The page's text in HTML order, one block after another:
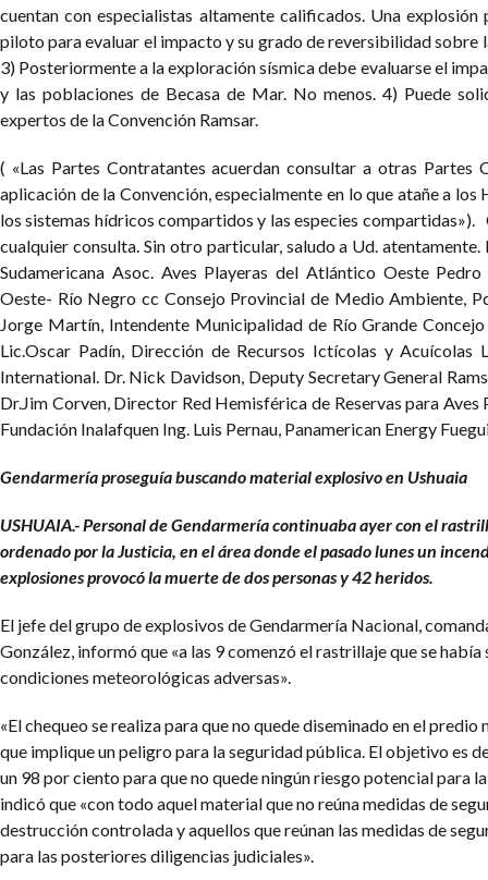
cuentan con especialistas altamente calificados. Una
piloto para evaluar el impacto y su grado de reversibilidad sobre
3) Posteriormente a la exploración sísmica debe evaluarse el
y las poblaciones de Becasa de Mar. No menos. 4) Puede
expertos de la Convención Ramsar.
( «Las Partes Contratantes acuerdan consultar a otras Partes
aplicación de la Convención, especialmente en lo que atañe a
los sistemas hídricos compartidos y las especies compartidas»).
cualquier consulta. Sin otro particular, saludo a Ud. atentamente.
Sudamericana Asoc. Aves Playeras del Atlántico Oeste
Oeste- Río Negro cc Consejo Provincial de Medio Ambiente,
Jorge Martín, Intendente Municipalidad de Río Grande
Lic.Oscar Padín, Dirección de Recursos Ictícolas y Acuícolas
International. Dr. Nick Davidson, Deputy Secretary General
Dr.Jim Corven, Director Red Hemisférica de Reservas para Aves
Fundación Inalafquen Ing. Luis Pernau, Panamerican Energy
Gendarmería proseguía buscando material explosivo en Ushuaia
USHUAIA.- Personal de Gendarmería continuaba ayer con el
ordenado por la Justicia, en el área donde el pasado lunes un
explosiones provocó la muerte de dos personas y 42 heridos.
El jefe del grupo de explosivos de Gendarmería Nacional,
González, informó que «a las 9 comenzó el rastrillaje que se
condiciones meteorológicas adversas».
«El chequeo se realiza para que no quede diseminado en el
que implique un peligro para la seguridad pública. El objetivo es
un 98 por ciento para que no quede ningún riesgo potencial para
indicó que «con todo aquel material que no reúna medidas de
destrucción controlada y aquellos que reúnan las medidas de
para las posteriores diligencias judiciales».